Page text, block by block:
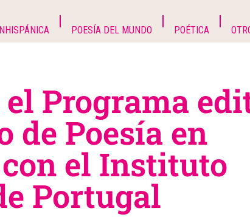
POESÍA DEL MUNDO POÉTICA
Programa
de Poesía en
el Instituto
Portugal